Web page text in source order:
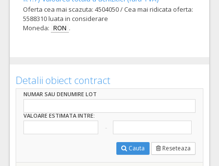
Oferta cea mai scazuta: 4504050 / Cea mai ridicata oferta:
5588310 luata in considerare
Moneda: RON .
Detalii obiect contract
NUMAR SAU DENUMIRE LOT
VALOARE ESTIMATA INTRE:
Cauta Reseteaza